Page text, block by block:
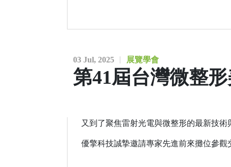
03 Jul, 2025 展覽學會
第41屆台灣微整
又到了聚焦雷射光電與微整形的最新技術
優擎科技誠摯邀請專家先進前來攤位參觀